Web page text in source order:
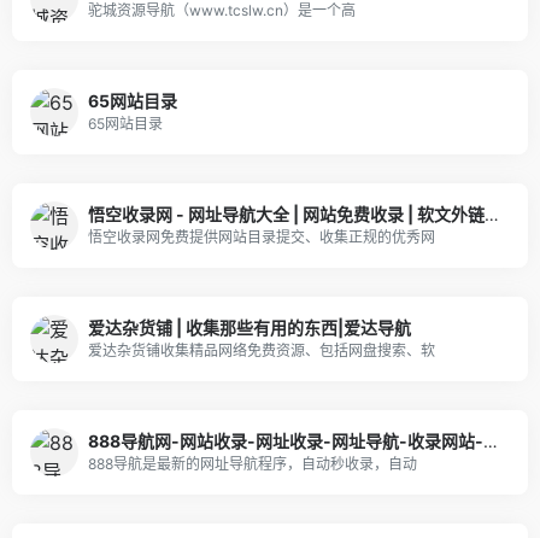
驼城资源导航（www.tcslw.cn）是一个高
65网站目录
65网站目录
悟空收录网 - 网址导航大全 | 网站免费收录 | 软文外链发布平台
悟空收录网免费提供网站目录提交、收集正规的优秀网
爱达杂货铺 | 收集那些有用的东西|爱达导航
爱达杂货铺收集精品网络免费资源、包括网盘搜索、软
888导航网-网站收录-网址收录-网址导航-收录网站-自助广告系统
888导航是最新的网址导航程序，自动秒收录，自动